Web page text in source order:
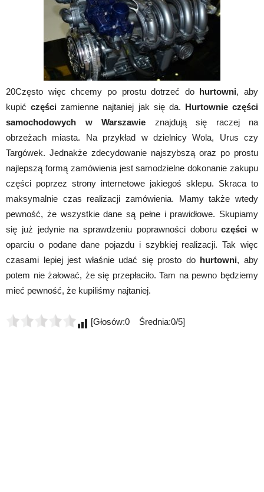
20Często więc chcemy po prostu dotrzeć do hurtowni, aby
kupićczęści zamienne najtaniej jak się da. Hurtownie części
samochodowych w Warszawie znajdują się raczej na
obrzeżach miasta. Na przykład w dzielnicy Wola, Urus czy
Targówek. Jednakże zdecydowanie najszybszą oraz po prostu
najlepszą formą zamówienia jest samodzielne dokonanie zakupu
części poprzez strony internetowe jakiegoś sklepu. Skraca to
maksymalnie czas realizacji zamówienia. Mamy także wtedy
pewność, że wszystkie dane są pełne i prawidłowe. Skupiamy
się już jedynie na sprawdzeniu poprawności doboruczęści w
oparciu o podane dane pojazdu i szybkiej realizacji. Tak więc
czasami lepiej jest właśnie udać się prosto do hurtowni, aby
potem nie żałować, że się przepłaciło. Tam na pewno będziemy
mieć pewność, że kupiliśmy najtaniej.
[Głosów:0 Średnia:0/5]